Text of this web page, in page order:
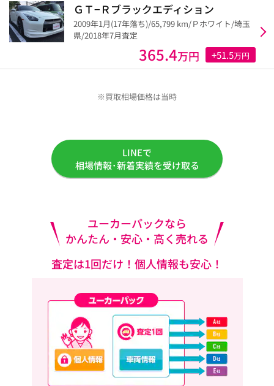
ＧＴ−Ｒブラックエディション
2009年1月(17年落ち)/65,799 km/Ｐホワイト/埼玉
県/2018年7月査定
365.4万円 +51.5万円
※買取相場価格は当時
LINEで
相場情報･新着実績を受け取る
ユーカーパックなら
かんたん・安心・高く売れる
査定は1回だけ！個人情報も安心！